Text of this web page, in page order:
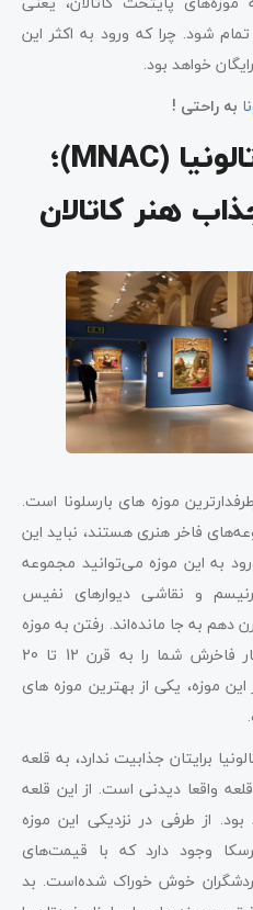
تمام شود. چرا که ورود به اکثر این
خواهد بود.
به راحتی !
موزه ملی هنر کاتالونیا (MNAC)؛
هنر کاتالان
موزه های بارسلونا است.
فاخر هنری هستند، نباید این
به این موزه می‌توانید مجموعه
و نقاشی دیوارهای نفیس
دهم به جا مانده‌اند. رفتن به موزه
ملی هنر کاتالونیا بارسلونا، با آثار فاخرش شما را به قرن 12 تا 20
موزه، یکی از بهترین موزه های
برایتان جذابیت ندارد، به قلعه
واقعا دیدنی است. از این قلعه
بود. از طرفی در نزدیکی این موزه
وجود دارد که با قیمت‌های
خوش خوراک شده‌است. بد